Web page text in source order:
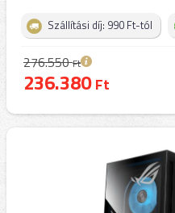
Szállítási díj: 990 Ft-tól
276.550Ft
236.380Ft